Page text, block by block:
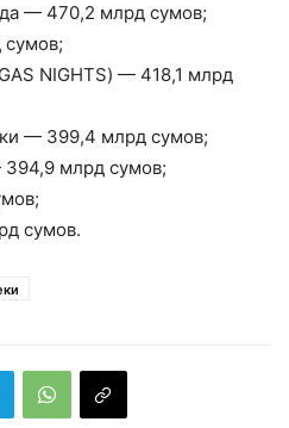
— 470,2 млрд сумов;
NIGHTS) — 418,1 млрд
— 399,4 млрд сумов;
млрд сумов;
сумов.